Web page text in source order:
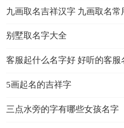
九画取名吉祥汉字 九画取名常
别墅取名字大全
客服起什么名字好 好听的客服
5画起名的吉祥字
三点水旁的字有哪些女孩名字